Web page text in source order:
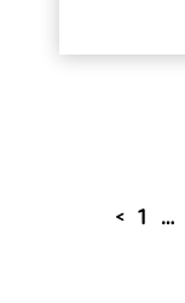
< 1 …